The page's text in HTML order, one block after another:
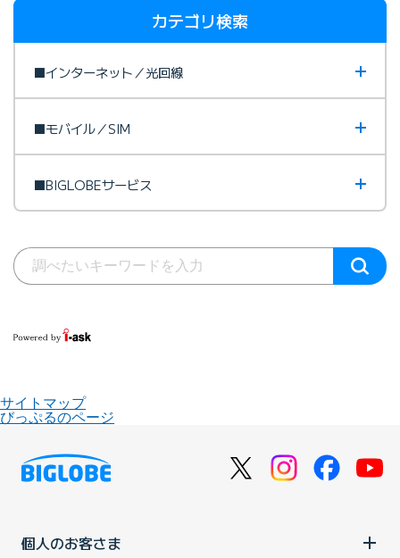
カテゴリ検索
■インターネット／光回線
■モバイル／SIM
■BIGLOBEサービス
サイトマップ
びっぷるのページ
個人のお客さま